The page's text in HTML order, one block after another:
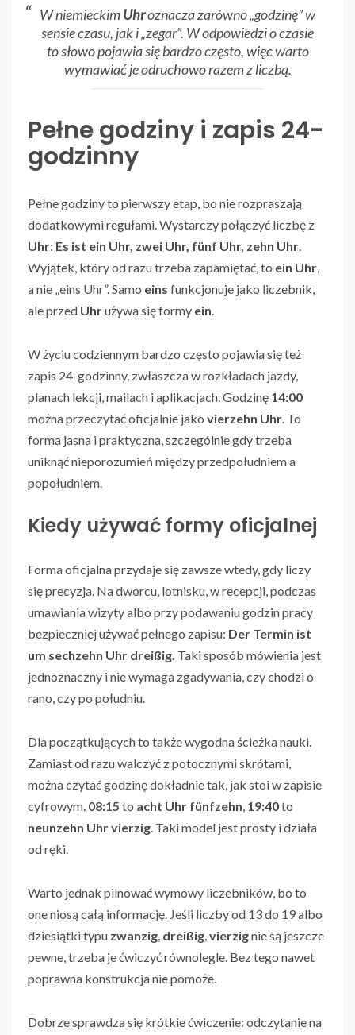
W niemieckimUhroznacza zarówno „godzinę” w
sensie czasu, jak i „zegar”. W odpowiedzi o czasie
to słowo pojawia się bardzo często, więc warto
wymawiać je odruchowo razem z liczbą.
Pełne godziny i zapis 24-
godzinny
Pełne godziny to pierwszy etap, bo nie rozpraszają
dodatkowymi regułami. Wystarczy połączyć liczbę z
Uhr: Es ist ein Uhr, zwei Uhr, fünf Uhr, zehn Uhr.
Wyjątek, który od razu trzeba zapamiętać, to ein Uhr,
a nie „eins Uhr”. Samo eins funkcjonuje jako liczebnik,
ale przed Uhrużywa się formy ein.
W życiu codziennym bardzo często pojawia się też
zapis 24-godzinny, zwłaszcza w rozkładach jazdy,
planach lekcji, mailach i aplikacjach. Godzinę 14:00
można przeczytać oficjalnie jako vierzehn Uhr. To
forma jasna i praktyczna, szczególnie gdy trzeba
uniknąć nieporozumień między przedpołudniem a
popołudniem.
Kiedy używać formy oficjalnej
Forma oficjalna przydaje się zawsze wtedy, gdy liczy
się precyzja. Na dworcu, lotnisku, w recepcji, podczas
umawiania wizyty albo przy podawaniu godzin pracy
bezpieczniej używać pełnego zapisu: Der Termin ist
um sechzehn Uhr dreißig. Taki sposób mówienia jest
jednoznaczny i nie wymaga zgadywania, czy chodzi o
rano, czy po południu.
Dla początkujących to także wygodna ścieżka nauki.
Zamiast od razu walczyć z potocznymi skrótami,
można czytać godzinę dokładnie tak, jak stoi w zapisie
cyfrowym. 08:15 to acht Uhr fünfzehn, 19:40to
neunzehn Uhr vierzig. Taki model jest prosty i działa
od ręki.
Warto jednak pilnować wymowy liczebników, bo to
one niosą całą informację. Jeśli liczby od 13 do 19 albo
dziesiątki typu zwanzig, dreißig,vierzignie są jeszcze
pewne, trzeba je ćwiczyć równolegle. Bez tego nawet
poprawna konstrukcja nie pomoże.
Dobrze sprawdza się krótkie ćwiczenie: odczytanie na